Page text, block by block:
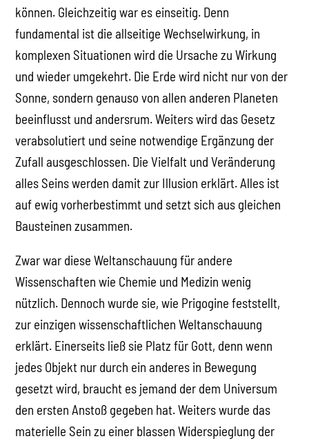
können. Gleichzeitig war es einseitig. Denn
fundamental ist die allseitige Wechselwirkung, in
komplexen Situationen wird die Ursache zu Wirkung
und wieder umgekehrt. Die Erde wird nicht nur von der
Sonne, sondern genauso von allen anderen Planeten
beeinflusst und andersrum. Weiters wird das Gesetz
verabsolutiert und seine notwendige Ergänzung der
Zufall ausgeschlossen. Die Vielfalt und Veränderung
alles Seins werden damit zur Illusion erklärt. Alles ist
auf ewig vorherbestimmt und setzt sich aus gleichen
Bausteinen zusammen.
Zwar war diese Weltanschauung für andere
Wissenschaften wie Chemie und Medizin wenig
nützlich. Dennoch wurde sie, wie Prigogine feststellt,
zur einzigen wissenschaftlichen Weltanschauung
erklärt. Einerseits ließ sie Platz für Gott, denn wenn
jedes Objekt nur durch ein anderes in Bewegung
gesetzt wird, braucht es jemand der dem Universum
den ersten Anstoß gegeben hat. Weiters wurde das
materielle Sein zu einer blassen Widerspieglung der